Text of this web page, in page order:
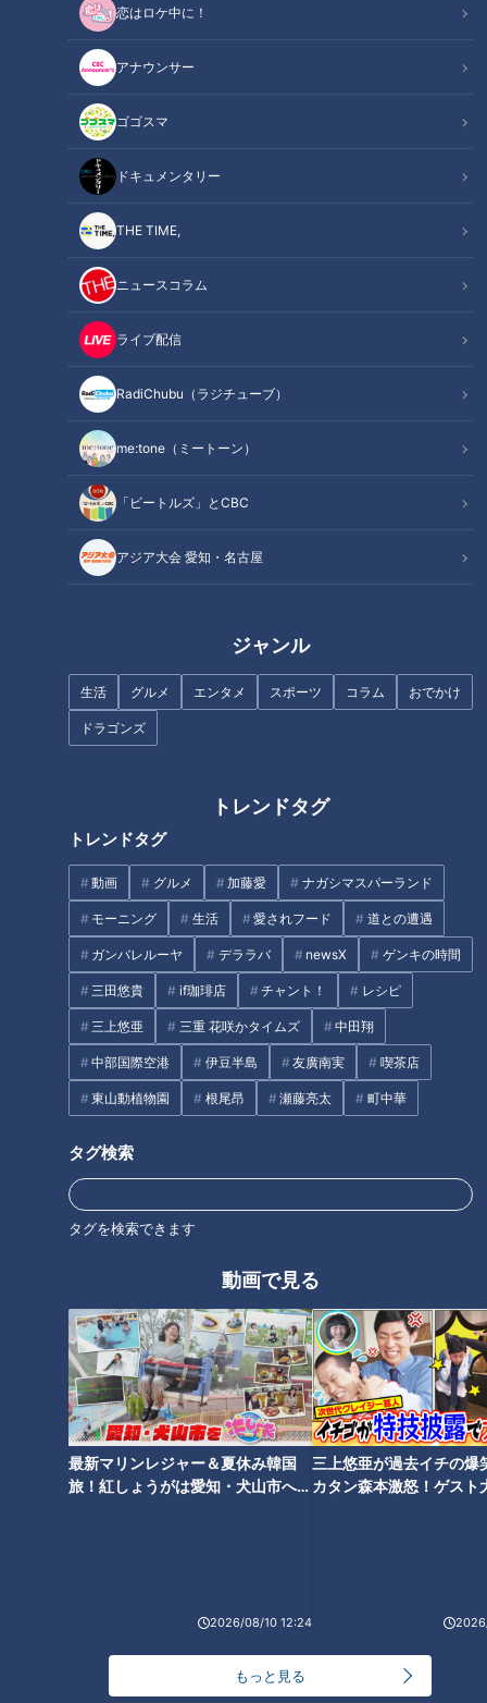
恋はロケ中に！
アナウンサー
ゴゴスマ
ドキュメンタリー
THE TIME,
ニュースコラム
ライブ配信
RadiChubu（ラジチューブ）
me:tone（ミートーン）
「ビートルズ」とCBC
アジア大会 愛知・名古屋
ジャンル
生活 グルメ エンタメ スポーツ コラム おでかけ
ドラゴンズ
トレンドタグ
トレンドタグ
動画 グルメ 加藤愛 ナガシマスパーランド
モーニング 生活 愛されフード 道との遭遇
ガンバレルーヤ デララバ newsX ゲンキの時間
三田悠貴 if珈琲店 チャント！ レシピ
三上悠亜 三重 花咲かタイムズ 中田翔
中部国際空港 伊豆半島 友廣南実 喫茶店
東山動植物園 根尾昂 瀬藤亮太 町中華
タグ検索
タグを検索できます
動画で見る
最新マリンレジャー＆夏休み韓国
旅！紅しょうがは愛知・犬山市へ
2026/08/10 12:24
三上悠亜が過去イチの爆
カタン森本激怒！ゲスト
もっと見る
（SNSの書き込み）
「なぜか、新栄町の交差点にニワトリがいます」
「新栄の大きい交差点でニワトリ散歩させてるおじさんがい
さらに、新栄のコンビニ前で撮影された黒いニワトリの姿まで
投稿されていました。
特に目撃情報が多い交差点付近に行ってみると、ニワトリを散
歩させる謎の男性がいました。この不思議な光景を動画に撮る
男性や、声をかける女性の姿が。
謎の男性は、コンビニに入る前、ニワトリに「待て」と声をか
けて入店。ニワトリも大人しく待っています。
（通りかかった女性）
「ちゃんとお利口に待ってるみたいだね」
男性が通った道沿いの飲食店で働く女性も最初は驚いたもの
の、周辺を散歩している光景をよく見かけると話します。
この辺りでは知られた存在なのか、コンビニの前でタバコを吸
気にする様子すらありません。
きなこのために頑張って踏ん張りたい
オススメ関連コンテンツ
ペットとして雌鶏を飼育
ニワトリを連れて小さな公園に入っていった男性は、近藤功久
さん58歳。このニワトリは3年ほど前に養鶏場で譲ってもら
い、ヒヨコの頃から育てています。天気の良い日はほぼ毎日、
散歩させるのが日課です。
知県で品種改良されたニワトリで、肉も卵も美味しいのが特徴
「意外とニワトリは、世間のイメージとは違って賢いんです。
しっかり仕込めば、よく懐きますよ」
あくまでもペットとして、きなこを飼育していました。
近藤さんはずっと独身で、今は名古屋市内のワンルームマンシ
ョンできなこと一緒に暮らしています。散歩中にコンビニで買
っていたのは、きなこにエサとして与えるための白菜。細かく
め、食費は1食100円ほどです。本来、岡崎おうはんの卵は高